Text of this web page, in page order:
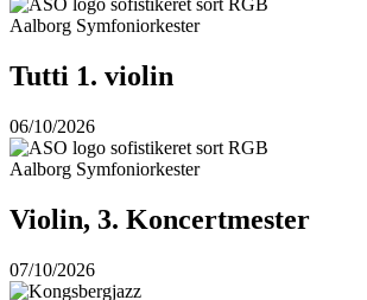
Aalborg Symfoniorkester
Tutti 1. violin
06/10/2026
Aalborg Symfoniorkester
Violin, 3. Koncertmester
07/10/2026